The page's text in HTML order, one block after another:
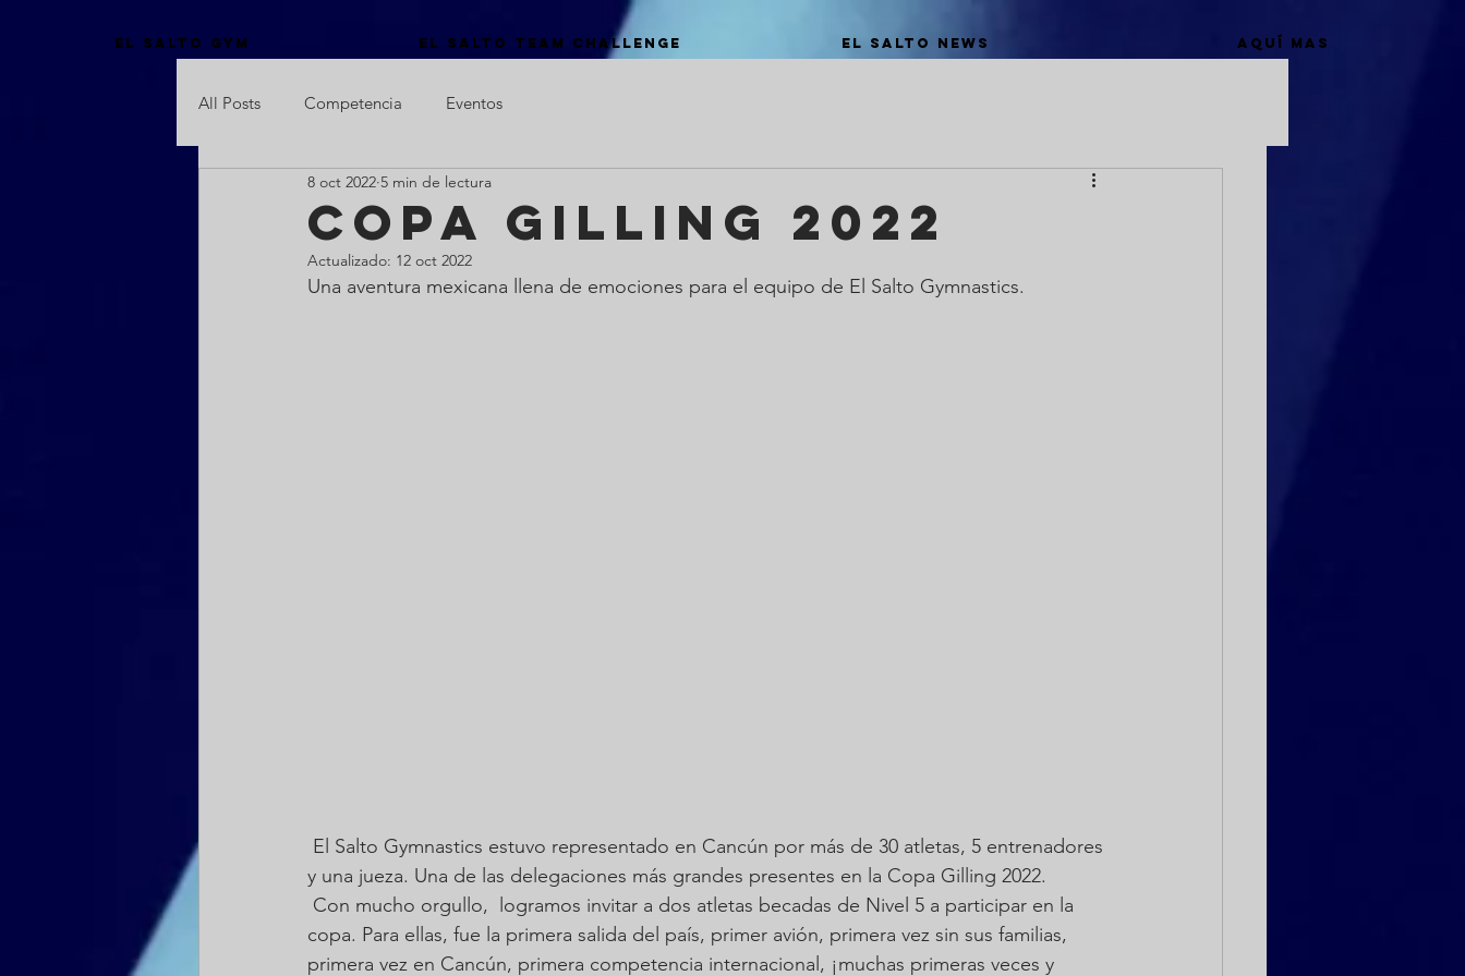
El Salto Gym El Salto Team Challenge El Salto News Aquí mas
All Posts Competencia Eventos
Copa Gilling 2022
8 oct 2022 5 min de lectura
Actualizado: 12 oct 2022
Una aventura mexicana llena de emociones para el equipo de El Salto Gymnastics.
y una jueza. Una de las delegaciones más grandes presentes en la Copa Gilling 2022.
copa. Para ellas, fue la primera salida del país, primer avión, primera vez sin sus familias,
primera vez en Cancún, primera competencia internacional, ¡muchas primeras veces y